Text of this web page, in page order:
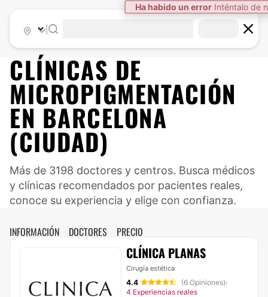
Ha habido un error Inténtalo de
CLÍNICAS DE
MICROPIGMENTACIÓN
EN BARCELONA
(CIUDAD)
Más de 3198 doctores y centros. Busca médicos
y clínicas recomendados por pacientes reales,
conoce su experiencia y elige con confianza.
INFORMACIÓN DOCTORES PRECIO
CLÍNICA PLANAS
Cirugía estética
4.4 (6 Opiniones)·
4 Experiencias reales